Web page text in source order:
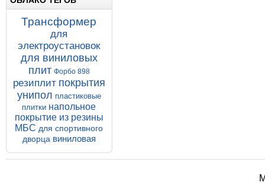
515.00 р.
495.00 р.
Унипол Шагрень
напольное покрытие
ПВХ 7 мм
Напольное покрытие Унипол
500*500*7 мм Шагрень
Купить Подробнее
Трансформер
для
электроустановок
для виниловых
плит Форбо 898
резиплит покрытия
унипол пластиковые
плитки напольное
покрытие из резины
МБС для спортивного
дворца виниловая